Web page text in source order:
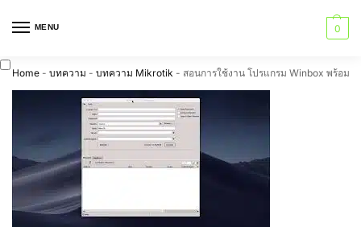
MENU 0
Home - บทความ - บทความ Mikrotik - สอนการใช้งาน โปรแกรม Winbox พร้อม